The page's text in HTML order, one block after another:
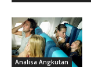
Analisa Angkutan